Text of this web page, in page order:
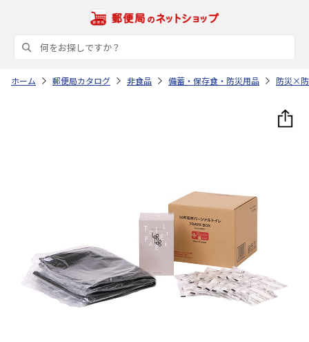
ホーム 郵便局カタログ 非食品 備蓄・保存食・防災用品 防災×防